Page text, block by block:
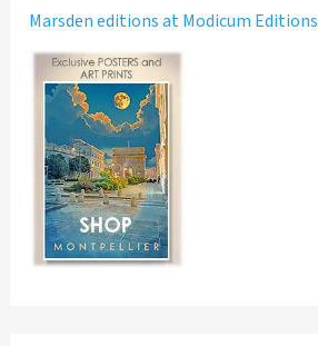
Marsden editions at Modicum Editions